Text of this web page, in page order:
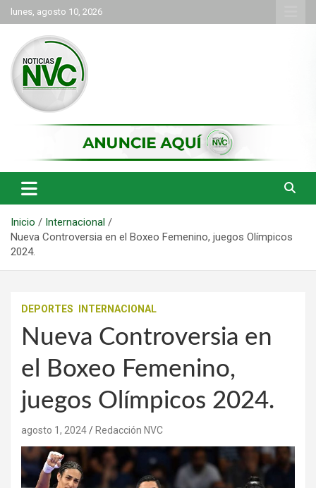
Saltar
al
contenido
lunes, agosto 10, 2026
NVC Noticias
Inicio
Internacional
Nueva Controversia en el Boxeo Femenino, juegos Olímpicos
2024.
DEPORTES INTERNACIONAL
Nueva Controversia en
el Boxeo Femenino,
juegos Olímpicos 2024.
agosto 1, 2024 Redacción NVC